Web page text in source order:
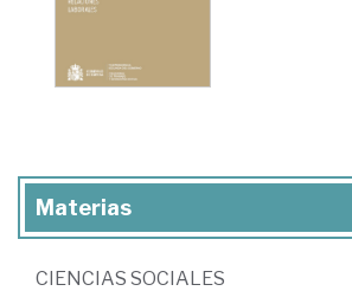
Materias
CIENCIAS SOCIALES